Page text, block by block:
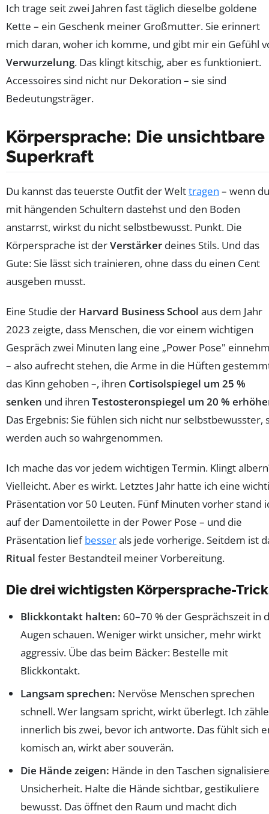
Ich trage seit zwei Jahren fast täglich dieselbe goldene
Kette – ein Geschenk meiner Großmutter. Sie erinnert
mich daran, woher ich komme, und gibt mir ein Gefühl
Verwurzelung. Das klingt kitschig, aber es funktioniert.
Accessoires sind nicht nur Dekoration – sie sind
Bedeutungsträger.
Körpersprache: Die unsichtbare
Superkraft
Du kannst das teuerste Outfit der Welttragen – wenn du
mit hängenden Schultern dastehst und den Boden
anstarrst, wirkst du nicht selbstbewusst. Punkt. Die
Körpersprache ist derVerstärker deines Stils. Und das
Gute: Sie lässt sich trainieren, ohne dass du einen Cent
ausgeben musst.
Eine Studie der Harvard Business School aus dem Jahr
2023 zeigte, dass Menschen, die vor einem wichtigen
Gespräch zwei Minuten lang eine „Power Pose"
– also aufrecht stehen, die Arme in die Hüften
das Kinn gehoben –, ihren Cortisolspiegel um 25 %
senken und ihren Testosteronspiegel um 20 %
Das Ergebnis: Sie fühlen sich nicht nur selbstbewusster,
werden auch so wahrgenommen.
Ich mache das vor jedem wichtigen Termin. Klingt
Vielleicht. Aber es wirkt. Letztes Jahr hatte ich eine
Präsentation vor 50 Leuten. Fünf Minuten vorher stand
auf der Damentoilette in der Power Pose – und die
Präsentation liefbesserals jede vorherige. Seitdem ist
Ritual fester Bestandteil meiner Vorbereitung.
Die drei wichtigsten Körpersprache-
Blickkontakt halten: 60–70 % der Gesprächszeit in
Augen schauen. Weniger wirkt unsicher, mehr wirkt
aggressiv. Übe das beim Bäcker: Bestelle mit
Blickkontakt.
Langsam sprechen: Nervöse Menschen sprechen
schnell. Wer langsam spricht, wirkt überlegt. Ich zähle
innerlich bis zwei, bevor ich antworte. Das fühlt sich
komisch an, wirkt aber souverän.
Die Hände zeigen: Hände in den Taschen
Unsicherheit. Halte die Hände sichtbar, gestikuliere
bewusst. Das öffnet den Raum und macht dich